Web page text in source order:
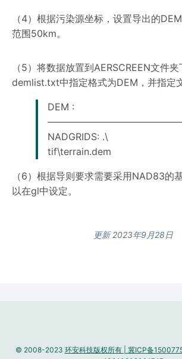
（4）根据污染源坐标，设置导出的
范围50km。
（5）将数据放置到AERSCREEN文件
demlist.txt中指定格式为DEM，并指定
DEM :
NADGRIDS: .\
tif\terrain.dem
（6）根据导则要求需要采用NAD83的
以在gl中设定。
更新 2023年9月28日
© 2008-2023 环安科技版权所有 | 冀ICP备